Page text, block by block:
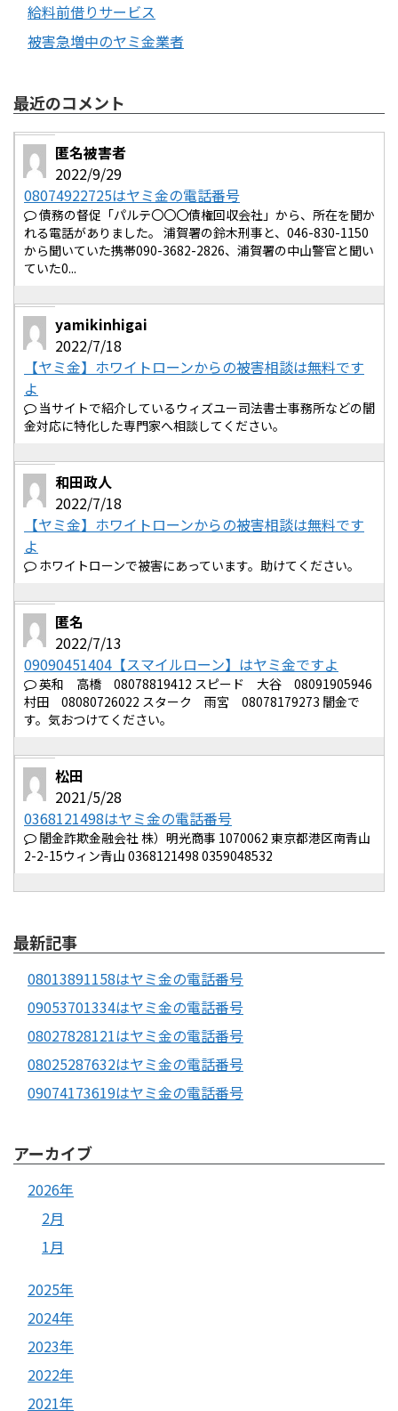
給料前借りサービス
被害急増中のヤミ金業者
最近のコメント
匿名被害者
2022/9/29
08074922725はヤミ金の電話番号
債務の督促「パルテ〇〇〇債権回収会社」から、所在を聞か
れる電話がありました。 浦賀署の鈴木刑事と、046-830-1150
から聞いていた携帯090-3682-2826、浦賀署の中山警官と聞い
ていた0...
yamikinhigai
2022/7/18
【ヤミ金】ホワイトローンからの被害相談は無料です
よ
当サイトで紹介しているウィズユー司法書士事務所などの闇
金対応に特化した専門家へ相談してください。
和田政人
2022/7/18
【ヤミ金】ホワイトローンからの被害相談は無料です
よ
ホワイトローンで被害にあっています。助けてください。
匿名
2022/7/13
09090451404【スマイルローン】はヤミ金ですよ
英和 高橋 08078819412 スピード 大谷 08091905946
村田 08080726022 スターク 雨宮 08078179273 闇金で
す。気おつけてください。
松田
2021/5/28
0368121498はヤミ金の電話番号
闇金詐欺金融会社 株）明光商事 1070062 東京都港区南青山
2-2-15ウィン青山 0368121498 0359048532
最新記事
08013891158はヤミ金の電話番号
09053701334はヤミ金の電話番号
08027828121はヤミ金の電話番号
08025287632はヤミ金の電話番号
09074173619はヤミ金の電話番号
アーカイブ
2026年
2月
1月
2025年
2024年
2023年
2022年
2021年